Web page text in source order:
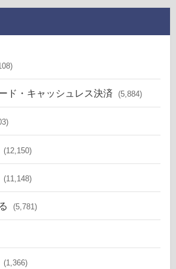
ド・キャッシュレス決済 (5,884)
(12,150)
(11,148)
(5,781)
(1,366)